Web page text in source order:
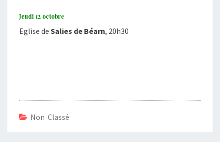
Jeudi 12 octobre
Eglise de Salies de Béarn, 20h30
Non Classé